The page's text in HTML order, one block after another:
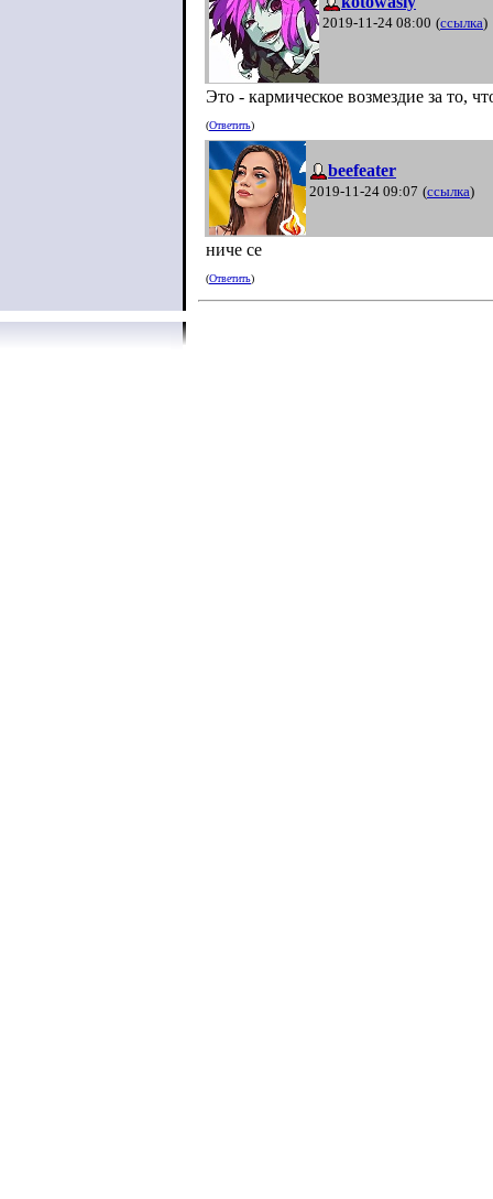
2019-11-24 08:00 (ссылка)
Это - кармическое возмездие за то,
(Ответить)
beefeater
2019-11-24 09:07 (ссылка)
ниче се
(Ответить)